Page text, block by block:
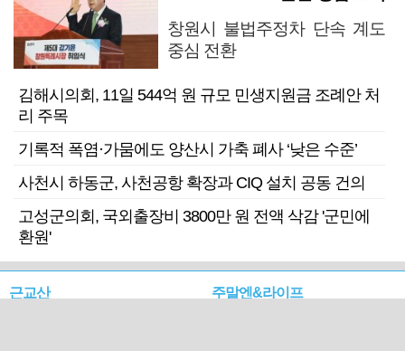
창원시 불법주정차 단속 계도
중심 전환
김해시의회, 11일 544억 원 규모 민생지원금 조례안 처
리 주목
기록적 폭염·가뭄에도 양산시 가축 폐사 ‘낮은 수준’
사천시 하동군, 사천공항 확장과 CIQ 설치 공동 건의
고성군의회, 국외출장비 3800만 원 전액 삭감 '군민에
환원'
근교산 주말엔&라이프